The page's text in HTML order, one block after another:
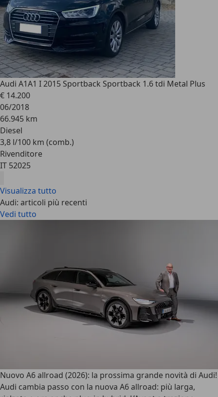
Audi A1A1 I 2015 Sportback Sportback 1.6 tdi Metal Plus
€ 14.200
06/2018
66.945 km
Diesel
3,8 l/100 km (comb.)
Rivenditore
IT 52025
Visualizza tutto
Audi: articoli più recenti
Vedi tutto
Nuovo A6 allroad (2026): la prossima grande novità di Audi!
Audi cambia passo con la nuova A6 allroad: più larga,